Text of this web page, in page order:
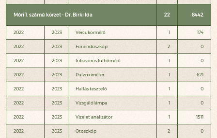
Móri 1. számú körzet - Dr. Birki Ida 22 8442
2022 2023 Vércukormérő 1 174
2022 2023 Fonendoszkóp 2 0
2022 2023 Infravörös fülhőmérő 1 0
2022 2023 Pulzoximéter 1 671
2022 2023 Hallás tesztelő 1 0
2022 2023 Vizsgálólámpa 1 0
2022 2023 Vizelet analizátor 1 1511
2022 2023 Otoszkóp 2 0